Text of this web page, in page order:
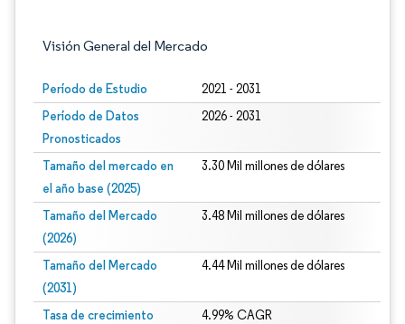
Visión General del Mercado
Período de Estudio 2021 - 2031
Período de Datos
Pronosticados
2026 - 2031
Tamaño del mercado en
el año base (2025)
3.30 Mil millones de dólares
Tamaño del Mercado
(2026)
3.48 Mil millones de dólares
Tamaño del Mercado
(2031)
4.44 Mil millones de dólares
Tasa de crecimiento
4.99% CAGR